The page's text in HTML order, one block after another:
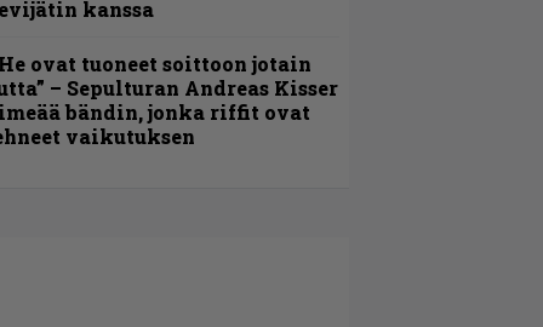
kanssa
ovat tuoneet soittoon jotain
– Sepulturan Andreas Kisser
bändin, jonka riffit ovat
vaikutuksen